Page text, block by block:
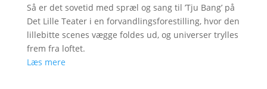
Så er det sovetid med spræl og sang til ’Tju Bang’ på
Det Lille Teater i en forvandlingsforestilling, hvor den
lillebitte scenes vægge foldes ud, og universer trylles
frem fra loftet.
Læs mere